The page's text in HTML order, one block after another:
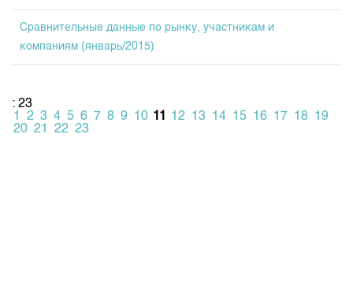
Сравнительные данные по рынку, участникам и
компаниям (январь/2015)
: 23
1
2 3 4 5 6 7 8 9 10 11 12 13 14 15 16 17 18 19
20 21 22 23